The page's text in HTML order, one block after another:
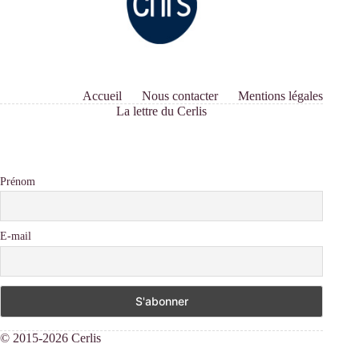
Accueil Nous contacter
Mentions légales
La lettre du Cerlis
Prénom
E-mail
© 2015-2026 Cerlis